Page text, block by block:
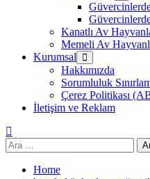
Kanatlı Av
Memeli Av
Kurumsal
Hakkımızda
Sorumluluk
Çerez Politikası
İletişim ve Reklam
Arama:
Home